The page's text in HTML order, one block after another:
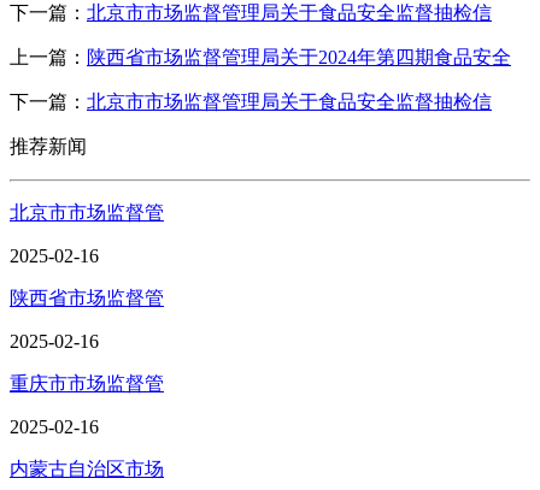
下一篇： 北京市市场监督管理局关于食品安全监督抽检信
上一篇： 陕西省市场监督管理局关于2024年第四期食品安全
下一篇： 北京市市场监督管理局关于食品安全监督抽检信
推荐新闻
北京市市场监督管
2025-02-16
陕西省市场监督管
2025-02-16
重庆市市场监督管
2025-02-16
内蒙古自治区市场